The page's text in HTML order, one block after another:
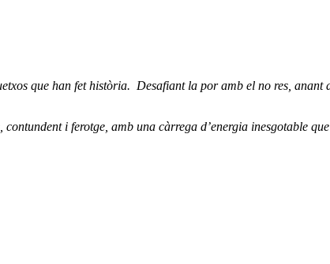
que han fet història. Desafiant la por amb el no res, anant
i ferotge, amb una càrrega d’energia inesgotable